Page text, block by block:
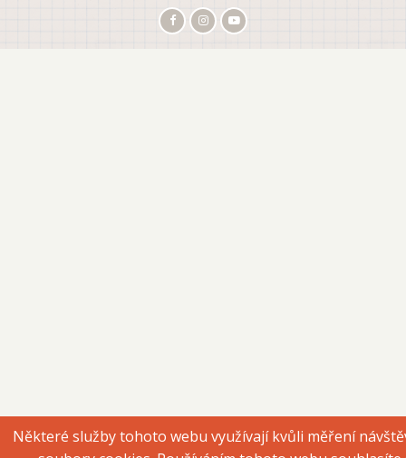
Některé služby tohoto webu využívají kvůli měření